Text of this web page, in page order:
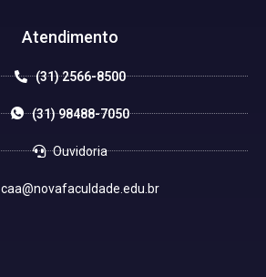
Atendimento
(31) 2566-8500
(31) 98488-7050
Ouvidoria
caa@novafaculdade.edu.br